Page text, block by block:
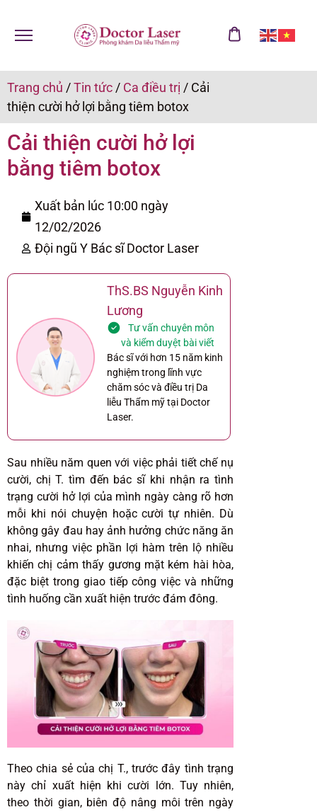
Trang chủ /Tin tức / Ca điều trị / Cải
thiện cười hở lợi bằng tiêm botox
Cải thiện cười hở lợi
bằng tiêm botox
Xuất bản lúc 10:00 ngày
12/02/2026
Đội ngũ Y Bác sĩ Doctor Laser
ThS.BS Nguyễn Kinh
Lương
Tư vấn chuyên môn
và kiểm duyệt bài viết
Bác sĩ với hơn 15 năm kinh
nghiệm trong lĩnh vực
chăm sóc và điều trị Da
liễu Thẩm mỹ tại Doctor
Laser.
Sau nhiều năm quen với việc phải tiết chế nụ
cười, chị T. tìm đến bác sĩ khi nhận ra tình
trạng cười hở lợi của mình ngày càng rõ hơn
mỗi khi nói chuyện hoặc cười tự nhiên. Dù
không gây đau hay ảnh hưởng chức năng ăn
nhai, nhưng việc phần lợi hàm trên lộ nhiều
khiến chị cảm thấy gương mặt kém hài hòa,
đặc biệt trong giao tiếp công việc và những
tình huống cần xuất hiện trước đám đông.
Theo chia sẻ của chị T., trước đây tình trạng
này chỉ xuất hiện khi cười lớn. Tuy nhiên,
theo thời gian, biên độ nâng môi trên ngày